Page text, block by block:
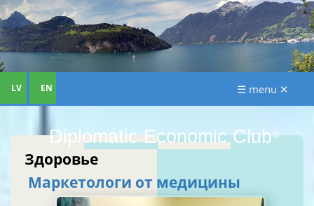
Diplomatic Economic Club®
LV EN ☰ menu ✕
Здоровье
Маркетологи от медицины